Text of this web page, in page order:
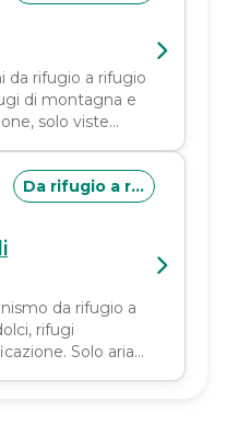
da rifugio a rifugio
di montagna e
solo viste
Da rifugio a rifugio
da rifugio a
rifugi
Solo aria